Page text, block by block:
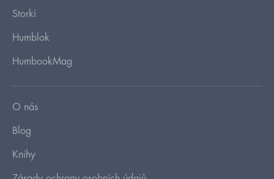
Storki
Humblok
HumbookMag
O nás
Blog
Knihy